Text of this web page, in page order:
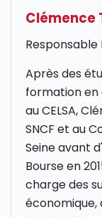
Clémence
Après des
formation en
au CELSA,
SNCF et au
Seine avant
Bourse en
charge des